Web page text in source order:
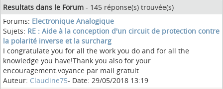
Resultats dans le Forum - 145 réponse(s) trouvée(s)
Forums: Electronique Analogique
Sujets: RE : Aide à la conception d'un circuit de protection contre
la polarité inverse et la surcharg
I congratulate you for all the work you do and for all the
knowledge you have!Thank you also for your
encouragement.voyance par mail gratuit
Auteur: Claudine75- Date: 29/05/2018 13:19